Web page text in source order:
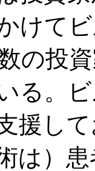
けて
の投
る。
援し
は）